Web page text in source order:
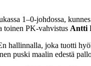
1–0-johdossa,
toinen PK-vahvistus Antti
hallinnalla, joka tuotti
puski maalin edestä